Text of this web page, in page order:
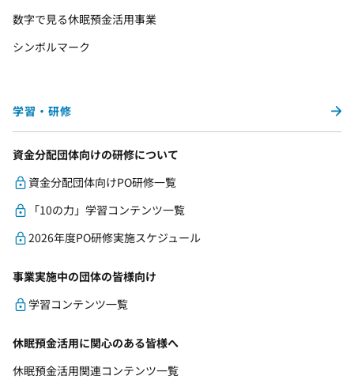
数字で見る休眠預金活用事業
シンボルマーク
学習・研修
資金分配団体向けの研修について
資金分配団体向けPO研修一覧
「10の力」学習コンテンツ一覧
2026年度PO研修実施スケジュール
事業実施中の団体の皆様向け
学習コンテンツ一覧
休眠預金活用に関心のある皆様へ
休眠預金活用関連コンテンツ一覧